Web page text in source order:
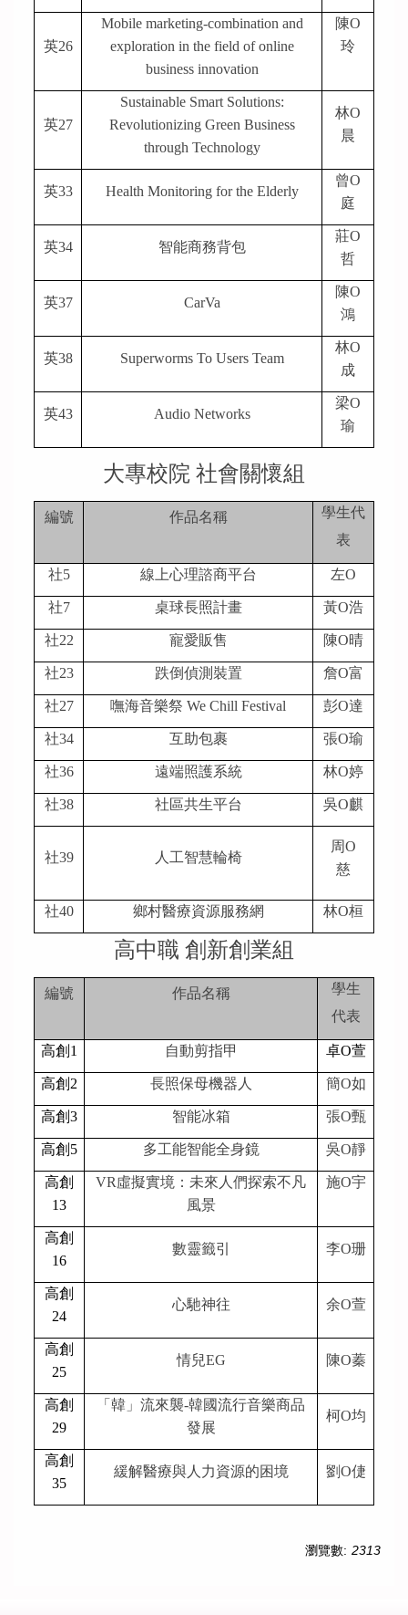
英26
Mobile marketing-combination and
exploration in the field of online
business innovation
陳O
玲
英27
Sustainable Smart Solutions:
Revolutionizing Green Business
through Technology
林O
晨
英33 Health Monitoring for the Elderly
曾O
庭
英34 智能商務背包
莊O
哲
英37 CarVa
陳O
鴻
英38 Superworms To Users Team
林O
成
英43 Audio Networks
梁O
瑜
大專校院 社會關懷組
編號 作品名稱
學生代
表
社5 線上心理諮商平台 左O
社7 桌球長照計畫 黃O浩
社22 寵愛販售 陳O晴
社23 跌倒偵測裝置 詹O富
社27 嘸海音樂祭 We Chill Festival 彭O達
社34 互助包裹 張O瑜
社36 遠端照護系統 林O婷
社38 社區共生平台 吳O麒
社39 人工智慧輪椅
周O
慈
社40 鄉村醫療資源服務網 林O桓
高中職 創新創業組
編號 作品名稱
學生
代表
高創1 自動剪指甲 卓O萱
高創2 長照保母機器人 簡O如
高創3 智能冰箱 張O甄
高創5 多工能智能全身鏡 吳O靜
高創
13
VR虛擬實境：未來人們探索不凡
風景
施O宇
高創
16
數靈籤引 李O珊
高創
24
心馳神往 余O萱
高創
25
情兒EG 陳O蓁
高創
29
「韓」流來襲-韓國流行音樂商品
發展
柯O均
高創
35
緩解醫療與人力資源的困境 劉O倢
瀏覽數: 2313